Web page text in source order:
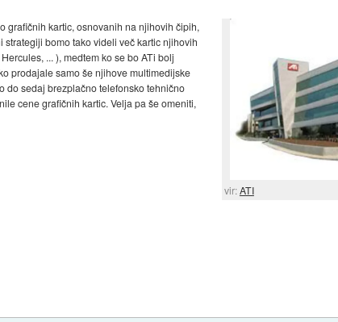
vir:ATI
grafičnih kartic, osnovanih na njihovih čipih,
bomo tako videli več kartic njihovih
... ), medtem ko se bo ATi bolj
prodajale samo še njihove multimedijske
do sedaj brezplačno telefonsko tehnično
cene grafičnih kartic. Velja pa še omeniti,